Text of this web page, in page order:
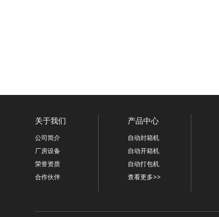
关于我们
公司简介
厂房设备
荣誉资质
合作伙伴
产品中心
自动封箱机
自动开箱机
自动打包机
查看更多>>